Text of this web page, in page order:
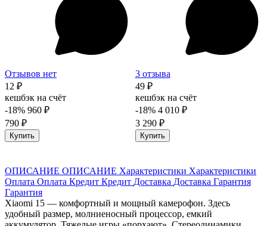
Отзывов нет
12 ₽
кешбэк на счёт
-18% 960 ₽
790 ₽
Купить
3 отзыва
49 ₽
кешбэк на счёт
-18% 4 010 ₽
3 290 ₽
Купить
ОПИСАНИЕ ОПИСАНИЕ Характеристики Характеристики
Оплата Оплата Кредит Кредит Доставка Доставка Гарантия
Гарантия
Xiaomi 15 — комфортный и мощный камерофон. Здесь
удобный размер, молниеносный процессор, емкий